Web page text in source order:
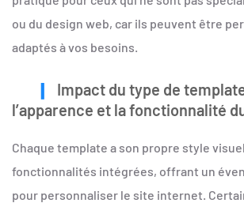
ou du design web, car ils peuvent être
adaptés à vos besoins.
Impact du type de
l’apparence et la fonctionnalité
Chaque template a son propre style
fonctionnalités intégrées, offrant un
pour personnaliser le site internet.